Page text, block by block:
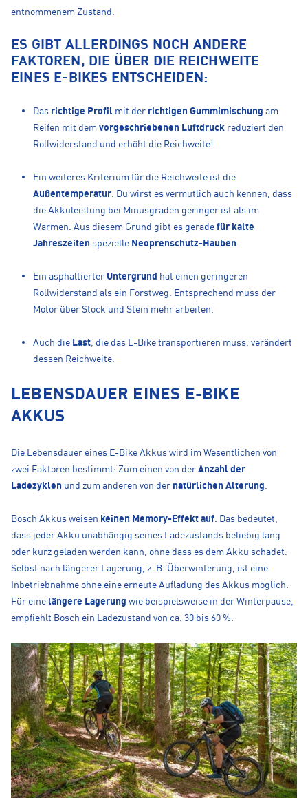
entnommenem Zustand.
ES GIBT ALLERDINGS NOCH ANDERE
FAKTOREN, DIE ÜBER DIE REICHWEITE
EINES E-BIKES ENTSCHEIDEN:
Das richtige Profil mit der richtigen Gummimischung am
Reifen mit dem vorgeschriebenen Luftdruck reduziert den
Rollwiderstand und erhöht die Reichweite!
Ein weiteres Kriterium für die Reichweite ist die
Außentemperatur. Du wirst es vermutlich auch kennen, dass
die Akkuleistung bei Minusgraden geringer ist als im
Warmen. Aus diesem Grund gibt es gerade für kalte
Jahreszeiten spezielle Neoprenschutz-Hauben.
Ein asphaltierter Untergrund hat einen geringeren
Rollwiderstand als ein Forstweg. Entsprechend muss der
Motor über Stock und Stein mehr arbeiten.
Auch die Last, die das E-Bike transportieren muss, verändert
dessen Reichweite.
LEBENSDAUER EINES E-BIKE
AKKUS
Die Lebensdauer eines E-Bike Akkus wird im Wesentlichen von
zwei Faktoren bestimmt: Zum einen von der Anzahl der
Ladezyklen und zum anderen von der natürlichen Alterung.
Bosch Akkus weisen keinen Memory-Effekt auf. Das bedeutet,
dass jeder Akku unabhängig seines Ladezustands beliebig lang
oder kurz geladen werden kann, ohne dass es dem Akku schadet.
Selbst nach längerer Lagerung, z. B. Überwinterung, ist eine
Inbetriebnahme ohne eine erneute Aufladung des Akkus möglich.
Für eine längere Lagerung wie beispielsweise in der Winterpause,
empfiehlt Bosch ein Ladezustand von ca. 30 bis 60 %.